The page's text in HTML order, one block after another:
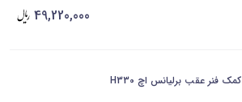
49,220,000
کمک فنر عقب برلیانس اچ H330